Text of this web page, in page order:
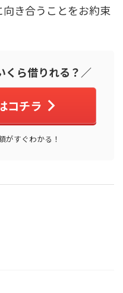
き合うことをお約束
くら借りれる？／
コチラ
がすぐわかる！